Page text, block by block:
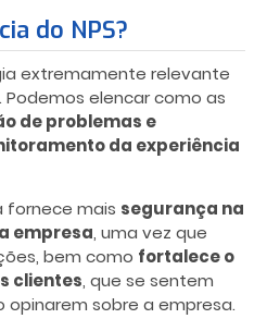
do NPS?
extremamente relevante
Podemos elencar como as
de problemas e
da experiência
fornece mais segurança na
empresa, uma vez que
bem como fortalece o
clientes, que se sentem
opinarem sobre a empresa.